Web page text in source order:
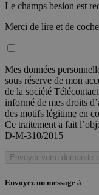
Le champs besion est
Merci de lire et de
Mes données
sous réserve de mon
de la société
informé de mes droits
des motifs légitime en
Ce traitement a fait
D-M-310/2015
Envoyer votre demande
Envoyez un message à